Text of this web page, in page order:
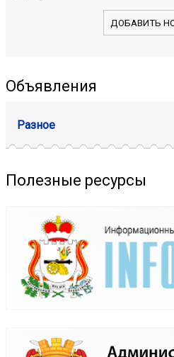
ДОБАВИТЬ
Объявления
Разное
Полезные ресурсы